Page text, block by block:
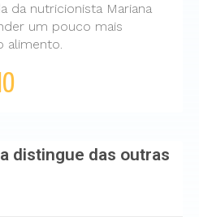
da nutricionista Mariana
um pouco mais
alimento.
distingue das outras